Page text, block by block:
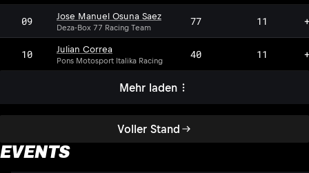
Voller Stand
09 Jose Manuel Osuna Saez
Deza-Box 77 Racing Team 77 11
10 Julian Correa
Pons Motosport Italika Racing 40 11
Mehr laden
EVENTS